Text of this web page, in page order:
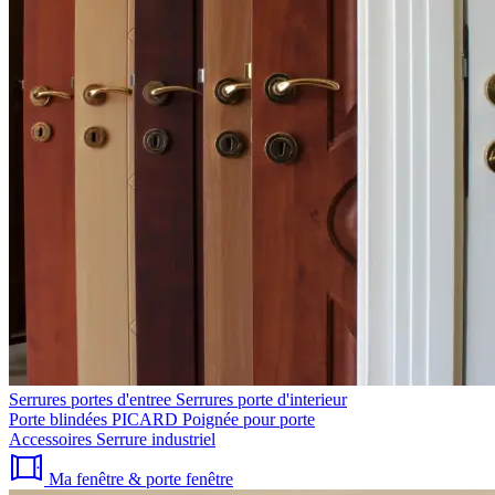
Serrures portes d'entree Serrures porte d'interieur
Porte blindées PICARD Poignée pour porte
Accessoires Serrure industriel
Ma fenêtre & porte fenêtre